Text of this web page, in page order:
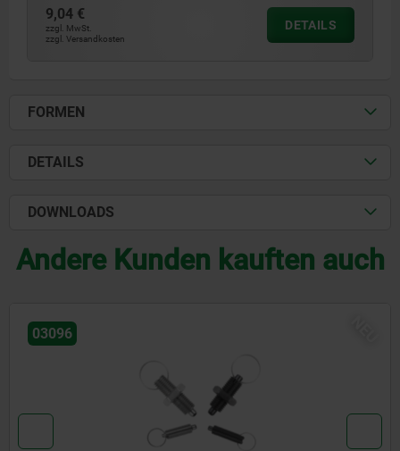
9,04 €
zzgl. MwSt.
zzgl. Versandkosten
DETAILS
FORMEN
DETAILS
DOWNLOADS
Andere Kunden kauften auch